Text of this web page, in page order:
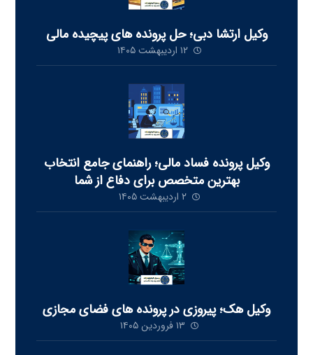
وکیل ارتشا دبی؛ حل پرونده های پیچیده مالی
۱۲ اردیبهشت ۱۴۰۵
وکیل پرونده فساد مالی؛ راهنمای جامع انتخاب
بهترین متخصص برای دفاع از شما
۲ اردیبهشت ۱۴۰۵
وکیل هک؛ پیروزی در پرونده های فضای مجازی
۱۳ فروردین ۱۴۰۵